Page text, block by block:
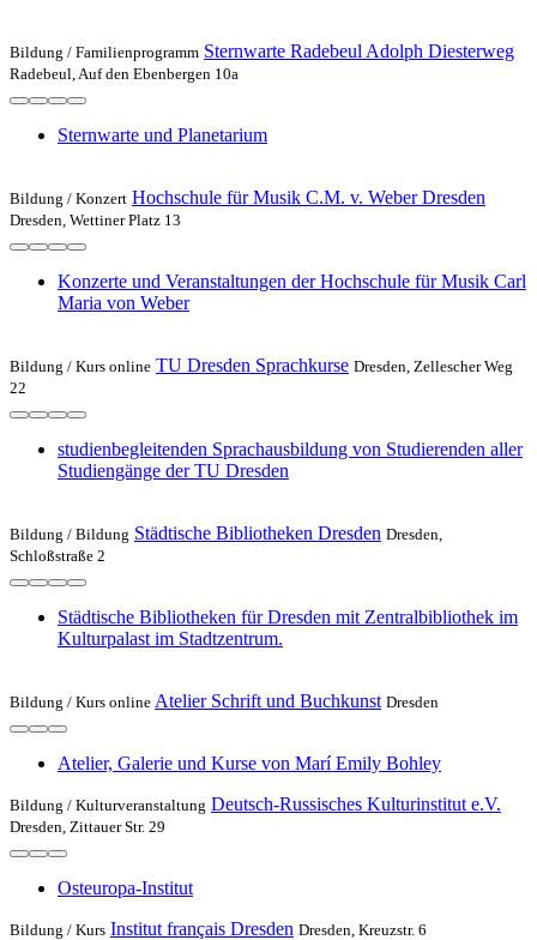
Bildung / Familienprogramm Sternwarte Radebeul Adolph Diesterweg
Radebeul, Auf den Ebenbergen 10a
Sternwarte und Planetarium
Bildung / Konzert Hochschule für Musik C.M. v. Weber Dresden
Dresden, Wettiner Platz 13
Konzerte und Veranstaltungen der Hochschule für Musik Carl
Maria von Weber
Bildung / Kurs online TU Dresden Sprachkurse Dresden, Zellescher Weg
22
studienbegleitenden Sprachausbildung von Studierenden aller
Studiengänge der TU Dresden
Bildung / Bildung Städtische Bibliotheken Dresden Dresden,
Schloßstraße 2
Städtische Bibliotheken für Dresden mit Zentralbibliothek im
Kulturpalast im Stadtzentrum.
Bildung / Kurs online Atelier Schrift und Buchkunst Dresden
Atelier, Galerie und Kurse von Marí Emily Bohley
Bildung / Kulturveranstaltung Deutsch-Russisches Kulturinstitut e.V.
Dresden, Zittauer Str. 29
Osteuropa-Institut
Bildung / Kurs Institut français Dresden Dresden, Kreuzstr. 6